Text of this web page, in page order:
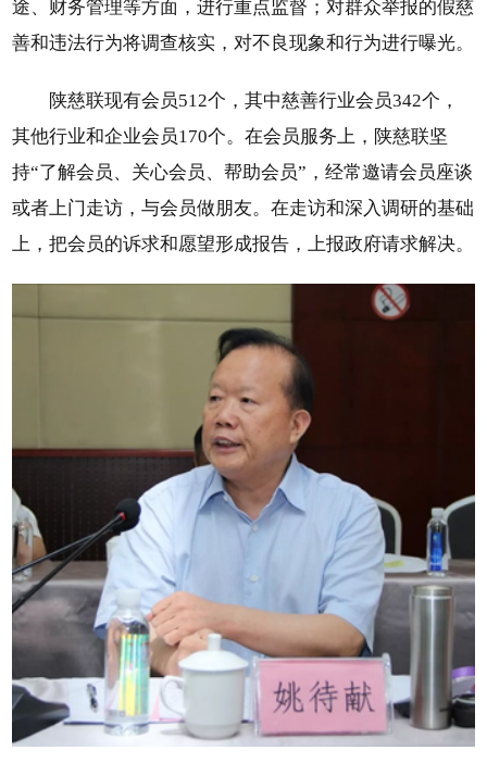
途、财务管理等方面，进行重点监督；对群众举报的假慈
善和违法行为将调查核实，对不良现象和行为进行曝光。
陕慈联现有会员512个，其中慈善行业会员342个，
其他行业和企业会员170个。在会员服务上，陕慈联坚
持“了解会员、关心会员、帮助会员”，经常邀请会员座谈
或者上门走访，与会员做朋友。在走访和深入调研的基础
上，把会员的诉求和愿望形成报告，上报政府请求解决。